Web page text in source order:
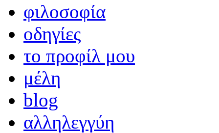
φιλοσοφία
οδηγίες
το προφίλ μου
μέλη
blog
αλληλεγγύη